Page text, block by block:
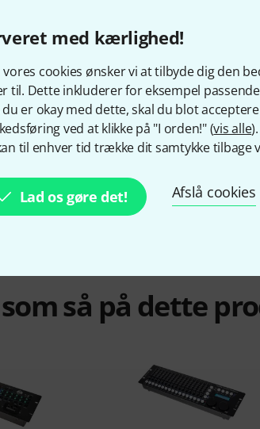
med kærlighed!
vores cookies ønsker vi at tilbyde dig den
til. Dette inkluderer for eksempel
du er okay med dette, skal du blot
ved at klikke på "I orden!" (vis alle).
til enhver tid trække dit samtykke tilbage
Lad os gøre det! Afslå cookies
ADJ DMX FX512 B-Stock
Hhv. med lette brugsspor
979 kr
så på dette